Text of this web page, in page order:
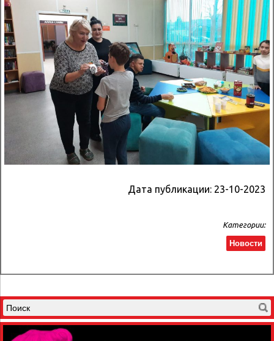
Дата публикации: 23-10-2023
Категории:
Новости